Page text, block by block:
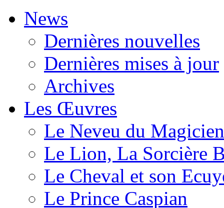
News
Dernières nouvelles
Dernières mises à jour
Archives
Les Œuvres
Le Neveu du Magicien
Le Lion, La Sorcière
Le Cheval et son
Le Prince Caspian